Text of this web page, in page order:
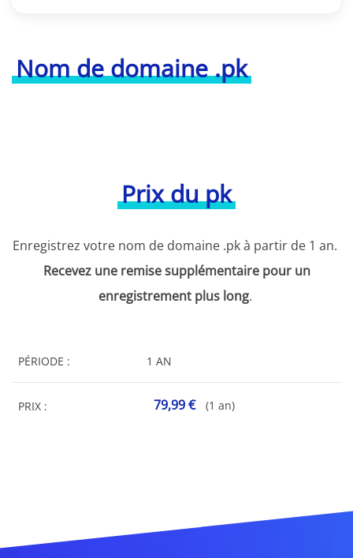
Nom de domaine .pk
Prix du pk
Enregistrez votre nom de domaine .pk à partir de 1 an.
Recevez une remise supplémentaire pour un
enregistrement plus long.
PÉRIODE : 1 AN
PRIX : 79,99 € (1 an)